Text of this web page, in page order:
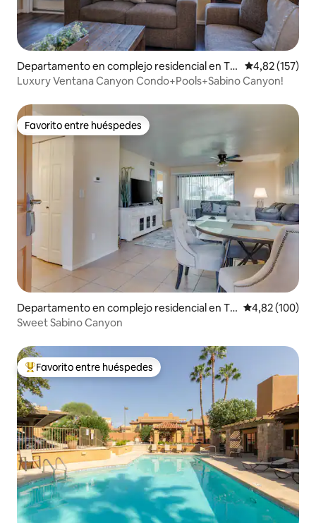
Departamento en complejo residencial en Tu
cson
Calificación
4,82 (157)
Luxury Ventana Canyon Condo+Pools+Sabino Canyon!
Favorito entre huéspedes
Favorito entre huéspedes
Departamento en complejo residencial en Tu
cson
Calificación
4,82 (100)
Sweet Sabino Canyon
Favorito entre los huéspedes más destacados
Favorito entre huéspedes